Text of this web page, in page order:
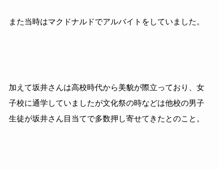
また当時はマクドナルドでアルバイトをしていました。
加えて坂井さんは高校時代から美貌が際立っており、女
子校に通学していましたが文化祭の時などは他校の男子
生徒が坂井さん目当てで多数押し寄せてきたとのこと。